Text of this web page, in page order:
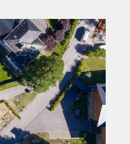
- Kreativität und
kreative Lösungen zu
ansprechend als
Ein Auge für
richtigen Materialien
Designs. -
Effektive
und
Projekten